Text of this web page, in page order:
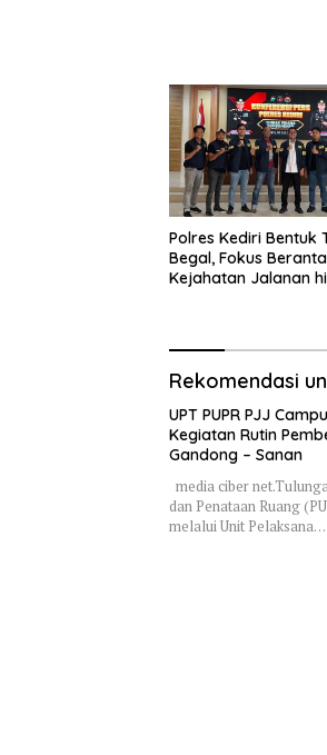
Polres Kediri Bentuk
Begal, Fokus
Kejahatan Jalanan
Rekomendasi
UPT PUPR PJJ
Kegiatan Rutin
Gandong – Sanan
media ciber
dan Penataan Ruang
melalui Unit Pelaksana…